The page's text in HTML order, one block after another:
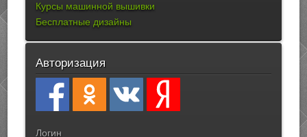
Курсы машинной вышивки
Бесплатные дизайны
Авторизация
Логин